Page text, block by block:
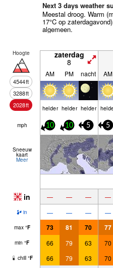
Next 3 days weather
Meestal droog. Warm
17°C op
algemeen.
Hoogte
4544ft
3288ft
2028ft
zaterdag
8
AM PM nacht AM
helder helder helder
mph 10 10 5 5
Sneeuw
kaart
Meer
in — — — —
in — — — —
max °F 73 81 70 77
min °F 66 79 63 70
chill °F 66 79 63 70